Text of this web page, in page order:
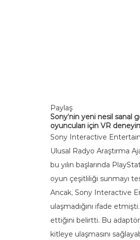
Paylaş
Sony’nin yeni nesil sanal
oyuncuları için VR
Sony Interactive
Ulusal Radyo Araştırma
bu yılın başlarında
oyun çeşitliliği sunmayı
Ancak, Sony Interactive
ulaşmadığını ifade
ettiğini belirtti. Bu
kitleye ulaşmasını